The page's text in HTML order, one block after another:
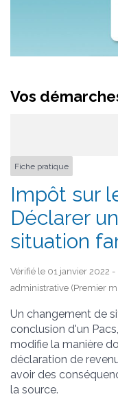
Vos
Fiche pratique
Impôt sur
Déclarer
situation
Vérifié le 01 janvier 2022
administrative (Premier
Un changement de
conclusion d'un
modifie la manière
déclaration de
avoir des
la source.